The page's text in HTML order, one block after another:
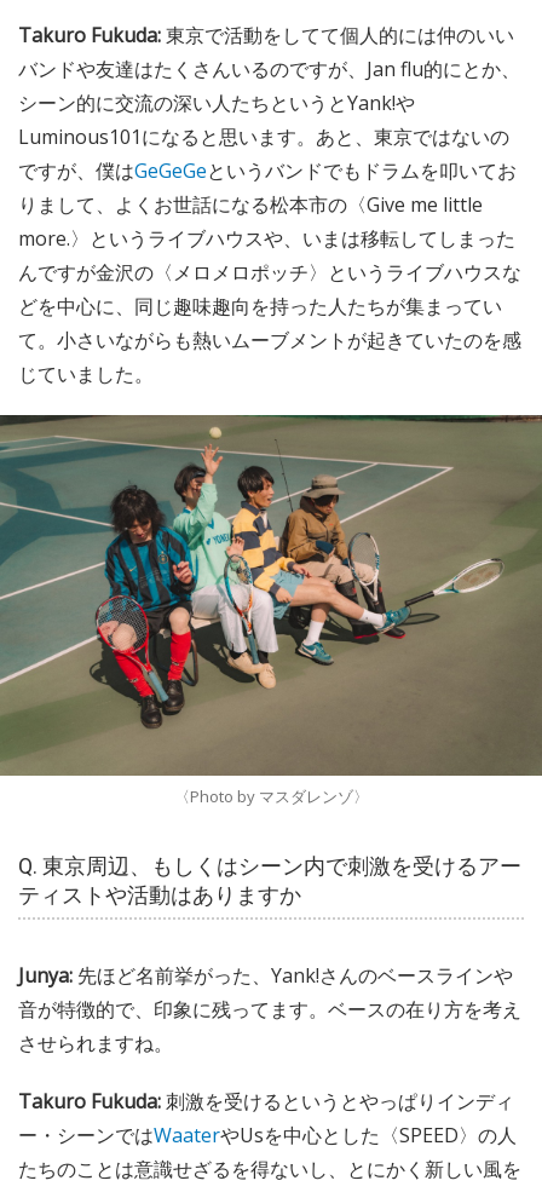
Takuro Fukuda:東京で活動をしてて個人的には仲のいい
バンドや友達はたくさんいるのですが、Jan flu的にとか、
シーン的に交流の深い人たちというとYank!や
Luminous101になると思います。あと、東京ではないの
ですが、僕はGeGeGeというバンドでもドラムを叩いてお
りまして、よくお世話になる松本市の〈Give me little
more.〉というライブハウスや、いまは移転してしまった
んですが金沢の〈メロメロポッチ〉というライブハウスな
どを中心に、同じ趣味趣向を持った人たちが集まってい
て。小さいながらも熱いムーブメントが起きていたのを感
じていました。
〈Photo by マスダレンゾ〉
Q. 東京周辺、もしくはシーン内で刺激を受けるアー
ティストや活動はありますか
Junya: 先ほど名前挙がった、Yank!さんのベースラインや
音が特徴的で、印象に残ってます。ベースの在り方を考え
させられますね。
Takuro Fukuda:刺激を受けるというとやっぱりインディ
ー・シーンではWaaterやUsを中心とした〈SPEED〉の人
たちのことは意識せざるを得ないし、とにかく新しい風を